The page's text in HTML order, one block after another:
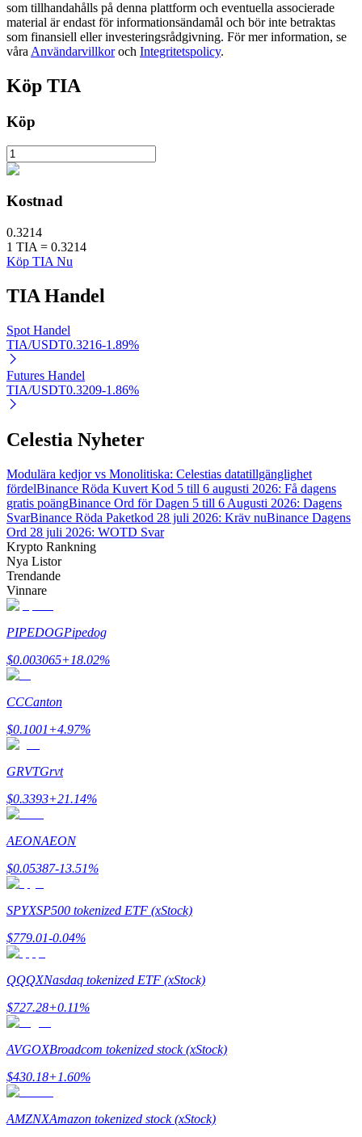
BTR-låsningar
Exklusiva investeringar för BTR-innehavare
Lån
Kryptostödd lånetjänst
Auto Invest
Lär dig Staking
Lär dig mer om att tjäna passiv inkomst
Bitrue Partners
Bitrue Affiliates
Upp till 65% provision!
som tillhandahålls på denna plattform och eventuella associerade
material är endast för informationsändamål och bör inte betraktas
som finansiell eller investeringsrådgivning. För mer information, se
våra Användarvillkoroch Integritetspolicy.
Köp TIA
Köp
Kostnad
0.3214
1 TIA = 0.3214
Köp TIA Nu
TIA Handel
Spot Handel
TIA/USDT0.3216-1.89%
Futures Handel
TIA/USDT0.3209-1.86%
Celestia Nyheter
Modulära kedjor vs Monolitiska: Celestias datatillgänglighet
fördelBinance Röda Kuvert Kod 5 till 6 augusti 2026: Få dagens
gratis poängBinance Ord för Dagen 5 till 6 Augusti 2026: Dagens
SvarBinance Röda Paketkod 28 juli 2026: Kräv nuBinance Dagens
Ord 28 juli 2026: WOTD Svar
Krypto Rankning
Nya Listor
Trendande
Vinnare
PIPEDOGPipedog
$0.003065+18.02%
CCCanton
$0.1001+4.97%
GRVTGrvt
$0.3393+21.14%
AEONAEON
$0.05387-13.51%
SPYXSP500 tokenized ETF (xStock)
$779.01-0.04%
QQQXNasdaq tokenized ETF (xStock)
$727.28+0.11%
AVGOXBroadcom tokenized stock (xStock)
$430.18+1.60%
AMZNXAmazon tokenized stock (xStock)